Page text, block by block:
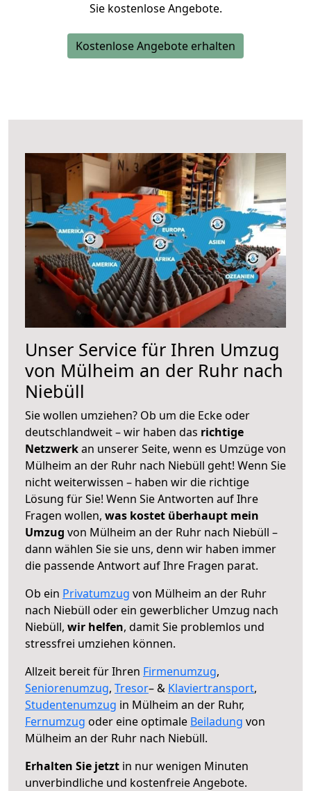
Sie kostenlose Angebote.
Kostenlose Angebote erhalten
Unser Service für Ihren Umzug
von Mülheim an der Ruhr nach
Niebüll
Sie wollen umziehen? Ob um die Ecke oder
deutschlandweit – wir haben das richtige
Netzwerkan unserer Seite, wenn es Umzüge von
Mülheim an der Ruhr nach Niebüll geht! Wenn Sie
nicht weiterwissen – haben wir die richtige
Lösung für Sie! Wenn Sie Antworten auf Ihre
Fragen wollen, was kostet überhaupt mein
Umzug von Mülheim an der Ruhr nach Niebüll –
dann wählen Sie sie uns, denn wir haben immer
die passende Antwort auf Ihre Fragen parat.
Ob ein Privatumzug von Mülheim an der Ruhr
nach Niebüll oder ein gewerblicher Umzug nach
Niebüll, wir helfen, damit Sie problemlos und
stressfrei umziehen können.
Allzeit bereit für Ihren Firmenumzug,
Seniorenumzug, Tresor– & Klaviertransport,
Studentenumzug in Mülheim an der Ruhr,
Fernumzug oder eine optimale Beiladung von
Mülheim an der Ruhr nach Niebüll.
Erhalten Sie jetzt in nur wenigen Minuten
unverbindliche und kostenfreie Angebote.